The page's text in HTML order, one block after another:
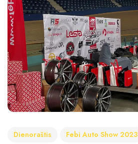
Dienoraštis Febi Auto Show 2023